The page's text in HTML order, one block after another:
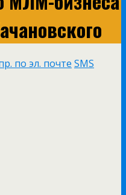
по эл. почте SMS